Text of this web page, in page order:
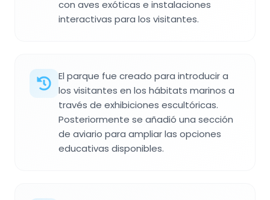
con aves exóticas e instalaciones
interactivas para los visitantes.
El parque fue creado para introducir a
los visitantes en los hábitats marinos a
través de exhibiciones escultóricas.
Posteriormente se añadió una sección
de aviario para ampliar las opciones
educativas disponibles.